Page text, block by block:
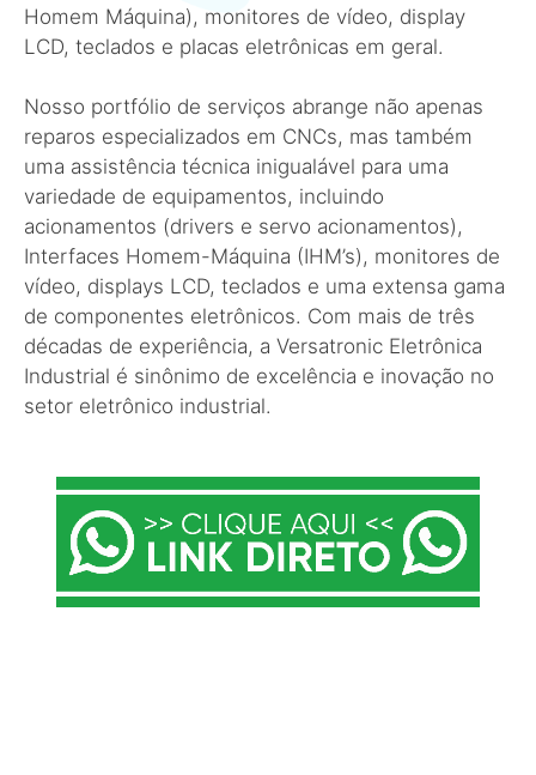
Homem Máquina), monitores de vídeo, display
LCD, teclados e placas eletrônicas em geral.
Nosso portfólio de serviços abrange não apenas
reparos especializados em CNCs, mas também
uma assistência técnica inigualável para uma
variedade de equipamentos, incluindo
acionamentos (drivers e servo acionamentos),
Interfaces Homem-Máquina (IHM’s), monitores de
vídeo, displays LCD, teclados e uma extensa gama
de componentes eletrônicos. Com mais de três
décadas de experiência, a Versatronic Eletrônica
Industrial é sinônimo de excelência e inovação no
setor eletrônico industrial.